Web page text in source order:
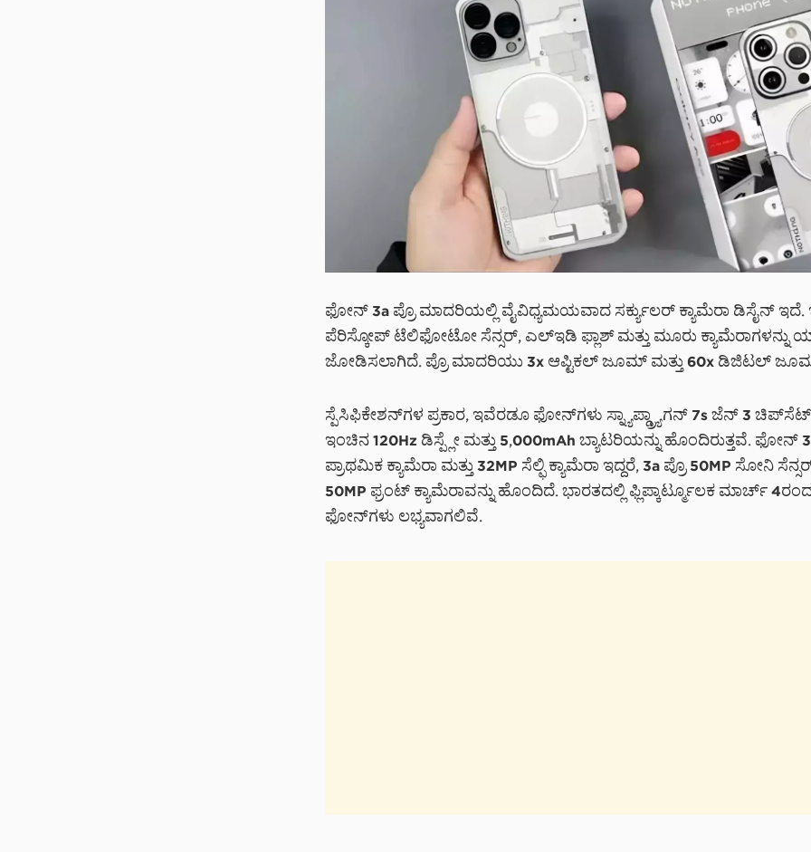
ಫೋನ್ 3a ಪ್ರೊ ಮಾದರಿಯಲ್ಲಿ ವೈವಿಧ್ಯಮಯವಾದ ಸರ್ಕ್ಯುಲರ್ ಕ್ಯಾಮೆರಾ ಡಿಸೈನ್ ಇದೆ.
ಪೆರಿಸ್ಕೋಪ್ ಟೆಲಿಫೋಟೋ ಸೆನ್ಸರ್, ಎಲ್ಇಡಿ ಫ್ಲಾಶ್ ಮತ್ತು ಮೂರು ಕ್ಯಾಮೆರಾಗಳನ್ನು
ಜೋಡಿಸಲಾಗಿದೆ. ಪ್ರೊ ಮಾದರಿಯು 3x ಆಪ್ಟಿಕಲ್ ಜೂಮ್ ಮತ್ತು 60x ಡಿಜಿಟಲ್
ಸ್ಪೆಸಿಫಿಕೇಶನ್‌ಗಳ ಪ್ರಕಾರ, ಇವೆರಡೂ ಫೋನ್‌ಗಳು ಸ್ನ್ಯಾಪ್ಡ್ರ್ಯಾಗನ್ 7s ಜೆನ್ 3
ಇಂಚಿನ 120Hz ಡಿಸ್ಪ್ಲೇ ಮತ್ತು 5,000mAh ಬ್ಯಾಟರಿಯನ್ನು ಹೊಂದಿರುತ್ತವೆ. ಫೋನ್
ಪ್ರಾಥಮಿಕ ಕ್ಯಾಮೆರಾ ಮತ್ತು 32MP ಸೆಲ್ಫಿ ಕ್ಯಾಮೆರಾ ಇದ್ದರೆ, 3a ಪ್ರೊ 50MP ಸೋನಿ
50MP ಫ್ರಂಟ್ ಕ್ಯಾಮೆರಾವನ್ನು ಹೊಂದಿದೆ. ಭಾರತದಲ್ಲಿ ಫ್ಲಿಪ್ಕಾರ್ಟ್ಮೂಲಕ ಮಾರ್ಚ್
ಫೋನ್‌ಗಳು ಲಭ್ಯವಾಗಲಿವೆ.